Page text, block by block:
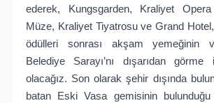
ederek, Kungsgarden, Kraliyet
Müze, Kraliyet Tiyatrosu ve Grand
ödülleri sonrası akşam yemeğinin
Belediye Sarayı’nı dışarıdan görme
olacağız. Son olarak şehir dışında
batan Eski Vasa gemisinin